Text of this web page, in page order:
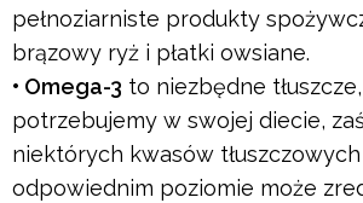
pełnoziarniste produkty
brązowy ryż i płatki owsiane.
• Omega-3 to niezbędne
potrzebujemy w swojej diecie,
niektórych kwasów
odpowiednim poziomie może